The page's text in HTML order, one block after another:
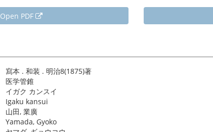
Open PDF
寫本 . 和装 . 明治8(1875)著
医学管錐
イガク カンスイ
Igaku kansui
山田, 業廣
Yamada, Gyoko